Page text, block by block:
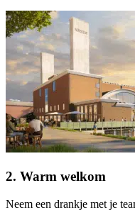
2. Warm welkom
Neem een drankje met je